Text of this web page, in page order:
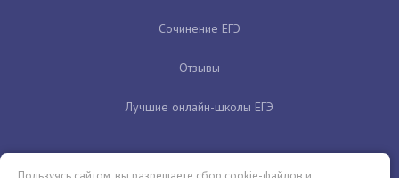
Сочинение ЕГЭ
Отзывы
Лучшие онлайн-школы ЕГЭ